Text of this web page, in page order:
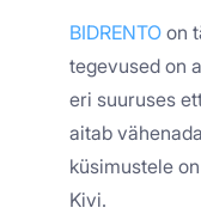
BIDRENTO on
tegevused on
eri suuruses
aitab
küsimustele
Kivi.